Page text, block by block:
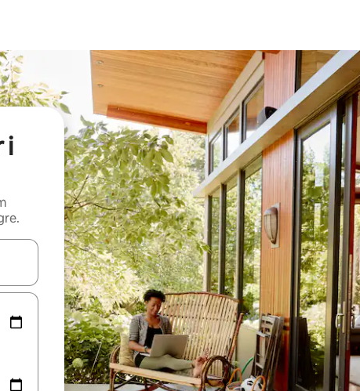
i
upp- och nedåtpilarna eller utforska genom att trycka eller svepa.